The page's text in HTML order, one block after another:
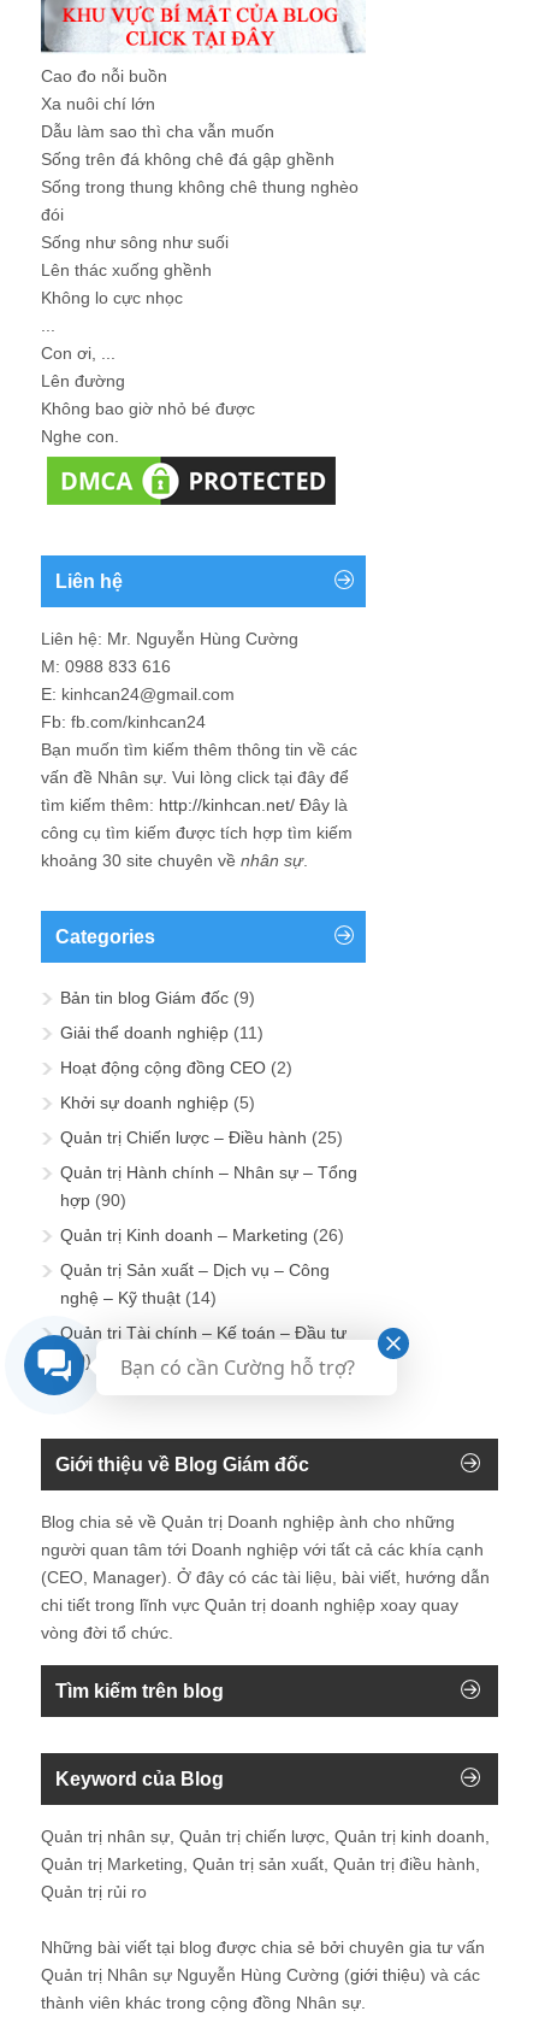
Cao đo nỗi buồn
Xa nuôi chí lớn
Dẫu làm sao thì cha vẫn muốn
Sống trên đá không chê đá gập ghềnh
Sống trong thung không chê thung nghèo
đói
Sống như sông như suối
Lên thác xuống ghềnh
Không lo cực nhọc
Con ơi, ...
Lên đường
Không bao giờ nhỏ bé được
Nghe con.
Liên hệ
Liên hệ: Mr. Nguyễn Hùng Cường
M: 0988 833 616
E: kinhcan24@gmail.com
Fb: fb.com/kinhcan24
Bạn muốn tìm kiếm thêm thông tin về các
vấn đề Nhân sự . Vui lòng click tại đây để
tìm kiếm thêm: http://kinhcan.net/ Đây là
công cụ tìm kiếm được tích hợp tìm kiếm
khoảng 30 site chuyên về nhân sự.
Categories
Bản tin blog Giám đốc (9)
Giải thể doanh nghiệp (11)
Hoạt động cộng đồng CEO (2)
Khởi sự doanh nghiệp (5)
Quản trị Chiến lược – Điều hành (25)
Quản trị Hành chính – Nhân sự – Tổng
hợp (90)
Quản trị Kinh doanh – Marketing (26)
Quản trị Sản xuất – Dịch vụ – Công
nghệ – Kỹ thuật (14)
Quản trị Tài chính – Kế toán – Đầu tư
(20)
Giới thiệu về Blog Giám đốc
Blog chia sẻ về Quản trị Doanh nghiệp ành cho những
người quan tâm tới Doanh nghiệp với tất cả các khía cạnh
(CEO, Manager). Ở đây có các tài liệu, bài viết, hướng dẫn
chi tiết trong lĩnh vực Quản trị doanh nghiệp xoay quay
vòng đời tổ chức.
Tìm kiếm trên blog
Keyword của Blog
Quản trị nhân sự, Quản trị chiến lược, Quản trị kinh doanh,
Quản trị Marketing, Quản trị sản xuất, Quản trị điều hành,
Quản trị rủi ro
Những bài viết tại blog được chia sẻ bởi chuyên gia tư vấn
Quản trị Nhân sự Nguyễn Hùng Cường (giới thiệu) và các
thành viên khác trong cộng đồng Nhân sự.
Bạn có cần Cường hỗ trợ?